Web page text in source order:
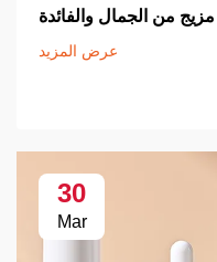
من الجمال والفائدة
عرض المزيد
30
Mar